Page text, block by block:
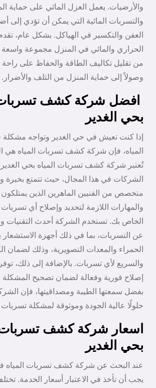
والأرضيات. يعمل العزل المائي على حماية
والتسربات المائية التي يمكن أن تؤدي إلى
العفن والتكسير في الهياكل. بشكل عام،
الحراري والمائي في المنزل مجموعة واسعة
من تقليل تكاليف الطاقة والحفاظ على راحة
وصولاً إلى حماية المنزل من التلف والأضرار.
افضل شركة كشف تسربات
بحي الغدير
إذا كنت تعيش في حي الغدير وتواجه
المياه، فإن شركة كشف تسربات المياه هي
تُعتبر شركة كشف تسربات المياه بحي
الشركات في هذا المجال، حيث تتمتع بخبرة
متخصص من الفنيين الماهرين الذين يمتلكون
والمهارات اللازمة لتحديد وإصلاح أي
الخاص بك. تستخدم الشركة أحدث التقنيات
عن التسربات، بما في ذلك أجهزة الاستشعار
الحمراء والمعدات التصويرية، وذلك لضمان
والسريع لأي تسربات. بالإضافة إلى ذلك،
إصلاح فورية وفعالة لضمان تصحيح
بفضل سمعتها الطيبة ومصداقيتها، فإن
حلولًا عالية الجودة وموثوقة لمشكلة
اسعار شركة كشف تسربات
بحي الغدير
عند البحث عن شركة كشف تسربات المياه
يجب أن تأخذ في الاعتبار أسعار الخدمة.